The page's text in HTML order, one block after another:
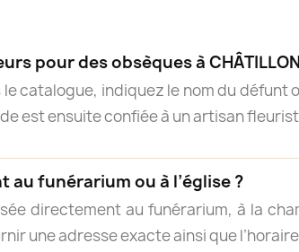
pour des obsèques à
catalogue, indiquez le nom du défunt
est ensuite confiée à un artisan
funérarium ou à l’église ?
directement au funérarium, à la
une adresse exacte ainsi que